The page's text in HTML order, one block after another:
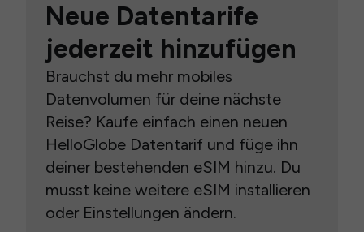
Neue Datentarife
jederzeit hinzufügen
Brauchst du mehr mobiles
Datenvolumen für deine nächste
Reise? Kaufe einfach einen neuen
HelloGlobe Datentarif und füge ihn
deiner bestehenden eSIM hinzu. Du
musst keine weitere eSIM installieren
oder Einstellungen ändern.